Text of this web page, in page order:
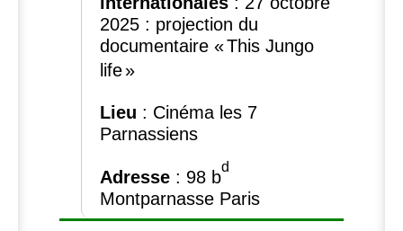
2025 : projection du
documentaire «This Jungo
life»
Lieu : Cinéma les 7
Parnassiens
Adresse: 98 b
d
Montparnasse Paris